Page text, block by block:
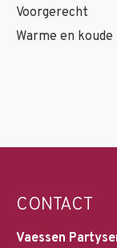
Voorgerecht
Warme en
CONTACT
Vaessen